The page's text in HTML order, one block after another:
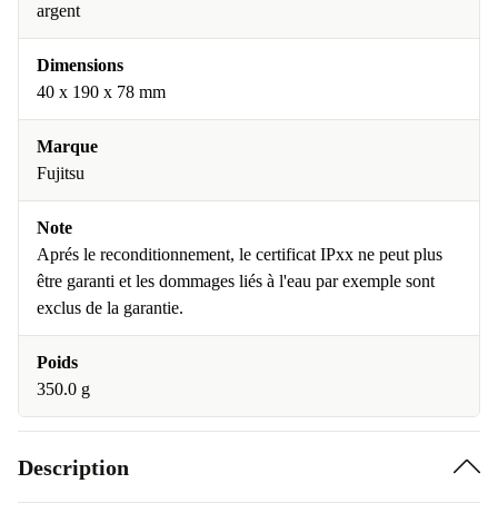
argent
Dimensions
40 x 190 x 78 mm
Marque
Fujitsu
Note
Aprés le reconditionnement, le certificat IPxx ne peut plus
être garanti et les dommages liés à l'eau par exemple sont
exclus de la garantie.
Poids
350.0 g
Description